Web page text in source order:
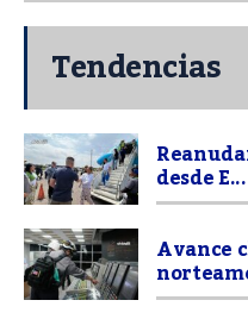
Tendencias
desde E...
Avance